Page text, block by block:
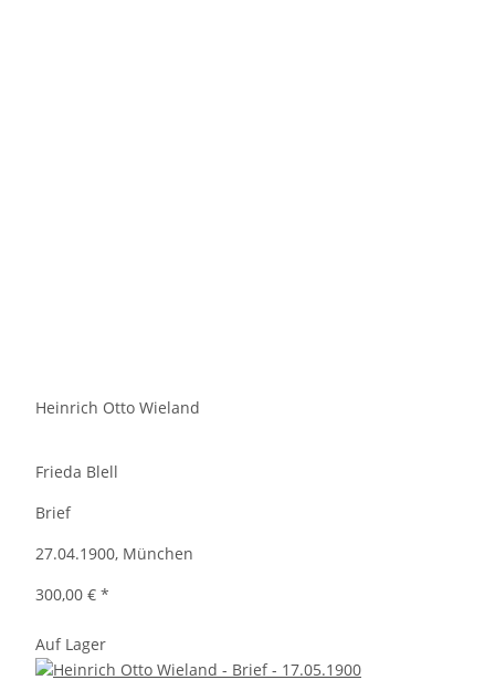
Heinrich Otto Wieland
Frieda Blell
Brief
27.04.1900, München
300,00 € *
Auf Lager